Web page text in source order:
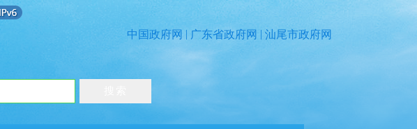
中国政府网 | 广东省政府网 | 汕尾市政府网